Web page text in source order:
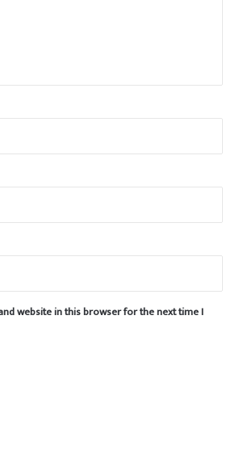
website in this browser for the next time I